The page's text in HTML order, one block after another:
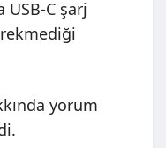
USB-C şarj
yorum